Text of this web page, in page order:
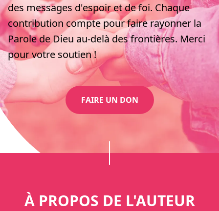
des messages d'espoir et de foi. Chaque
contribution compte pour faire rayonner la
Parole de Dieu au-delà des frontières. Merci
pour votre soutien !
FAIRE UN DON
À PROPOS DE L'AUTEUR